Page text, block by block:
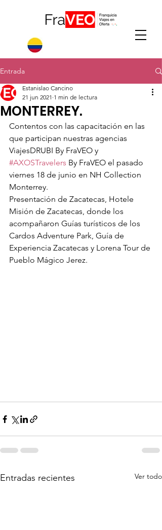
Entrada
MONTERREY.
Estanislao Cancino
21 jun 2021 1 min de lectura
Contentos con las capacitación en las
que participan nuestras agencias
ViajesDRUBI By FraVEO y
#AXOSTravelers By FraVEO el pasado
viernes 18 de junio en NH Collection
Monterrey.
Presentación de Zacatecas, Hotele
Misión de Zacatecas, donde los
acompañaron Guías turísticos de los
Cardos Adventure Park, Guía de
Experiencia Zacatecas y Lorena Tour de
Pueblo Mágico Jerez.
Entradas recientes Ver todo